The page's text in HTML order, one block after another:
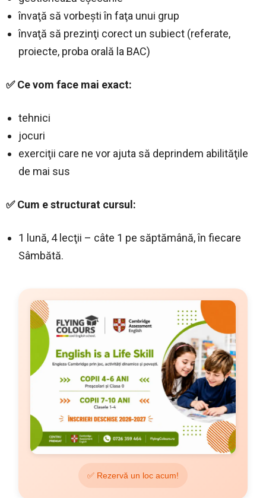
învaţă să vorbeşti în faţa unui grup
învaţă să prezinţi corect un subiect (referate,
proiecte, proba orală la BAC)
✅ Ce vom face mai exact:
tehnici
jocuri
exerciţii care ne vor ajuta să deprindem abilităţile
de mai sus
✅ Cum e structurat cursul:
1 lună, 4 lecţii – câte 1 pe săptămână, în fiecare
Sâmbătă.
✅ Rezervă un loc acum!